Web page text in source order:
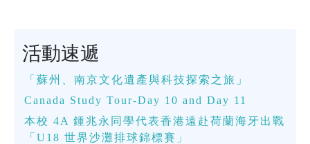
活動速遞
「蘇州、南京文化遺產與科技探索之旅」
Canada Study Tour-Day 10 and Day 11
本校 4A 鍾兆永同學代表香港遠赴荷蘭海牙出戰
「U18 世界沙灘排球錦標賽」